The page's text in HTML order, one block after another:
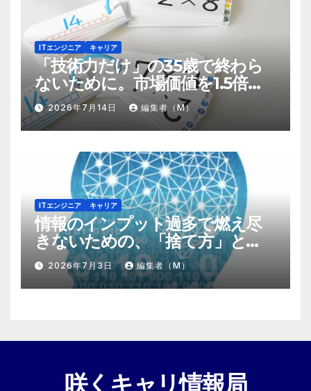
ITエンジニア キャリア
「技術力だけ」の35歳で終わら
ないために。市場価値を1.5倍に
する『プラスα』の掛け算
2026年7月14日 編集者（M）
ITエンジニア キャリア
情報のインプット過多で燃え尽
きないための、「捨て方」と
「情報の絞り方」
2026年7月3日 編集者（M）
咲くキャリ情報局